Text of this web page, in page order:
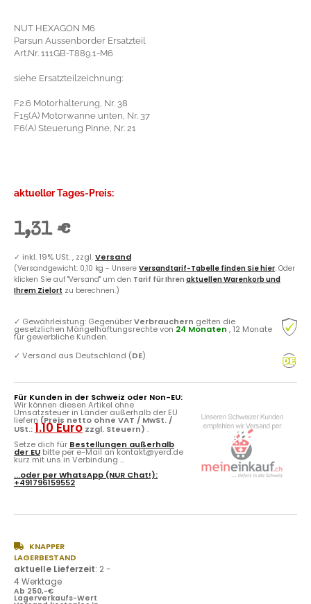
NUT HEXAGON M6
Parsun Aussenborder Ersatzteil
Art.Nr. 111GB-T889.1-M6
siehe Ersatzteilzeichnung:
F2.6 Motorhalterung, Nr. 38
F15(A) Motorwanne unten, Nr. 37
F6(A) Steuerung Pinne, Nr. 21
aktueller Tages-Preis:
1,31 €
✓ inkl. 19% USt. , zzgl.Versand
(Versandgewicht: 0,10 kg - Unsere Versandtarif-Tabelle finden Sie hier. Oder
klicken Sie auf "Versand" um den Tarif für Ihren aktuellen Warenkorb und
Ihrem Zielort zu berechnen.)
✓ Gewährleistung: GegenüberVerbrauchern gelten die
gesetzlichen Mängelhaftungsrechte von 24 Monaten , 12 Monate
für gewerbliche Kunden.
✓ Versand aus Deutschland (DE)
Für Kunden in der Schweiz oder Non-EU:
Wir können diesen Artikel ohne
Umsatzsteuer in Länder außerhalb der EU
liefern (Preis netto ohne VAT / MwSt. /
USt.:1.10 Euro zzgl. Steuern) .
Setze dich für Bestellungen außerhalb
der EU bitte per e-Mail an kontakt@yerd.de
kurz mit uns in Verbindung ...
...oder perWhatsApp (NUR Chat!):
+491796159552
KNAPPER
LAGERBESTAND
aktuelle Lieferzeit: 2 -
4 Werktage
Ab 250,-€
Lagerverkaufs-Wert